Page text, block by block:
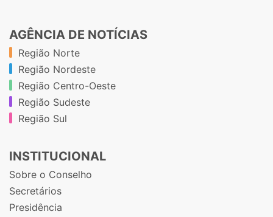
AGÊNCIA DE NOTÍCIAS
Região Norte
Região Nordeste
Região Centro-Oeste
Região Sudeste
Região Sul
INSTITUCIONAL
Sobre o Conselho
Secretários
Presidência